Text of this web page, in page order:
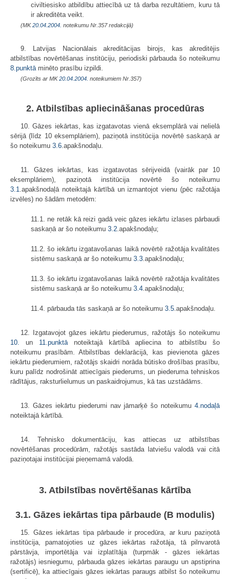
civiltiesisko atbildību attiecībā uz tā darba rezultātiem, kuru tā
ir akreditēta veikt.
(MK20.04.2004. noteikumu Nr.357 redakcijā)
9. Latvijas Nacionālais akreditācijas birojs, kas akreditējis
atbilstības novērtēšanas institūciju, periodiski pārbauda šo noteikumu
8.punktā minēto prasību izpildi.
(Grozīts ar MK20.04.2004. noteikumiem Nr.357)
2. Atbilstības apliecināšanas procedūras
10. Gāzes iekārtas, kas izgatavotas vienā eksemplārā vai nelielā
sērijā (līdz 10 eksemplāriem), paziņotā institūcija novērtē saskaņā ar
šo noteikumu 3.6.apakšnodaļu.
11. Gāzes iekārtas, kas izgatavotas sērijveidā (vairāk par 10
eksemplāriem), paziņotā institūcija novērtē šo noteikumu
3.1.apakšnodaļā noteiktajā kārtībā un izmantojot vienu (pēc ražotāja
izvēles) no šādām metodēm:
11.1. ne retāk kā reizi gadā veic gāzes iekārtu izlases pārbaudi
saskaņā ar šo noteikumu 3.2.apakšnodaļu;
11.2. šo iekārtu izgatavošanas laikā novērtē ražotāja kvalitātes
sistēmu saskaņā ar šo noteikumu 3.3.apakšnodaļu;
11.3. šo iekārtu izgatavošanas laikā novērtē ražotāja kvalitātes
sistēmu saskaņā ar šo noteikumu 3.4.apakšnodaļu;
11.4. pārbauda tās saskaņā ar šo noteikumu 3.5.apakšnodaļu.
12. Izgatavojot gāzes iekārtu piederumus, ražotājs šo noteikumu
10. un 11.punktānoteiktajā kārtībā apliecina to atbilstību šo
noteikumu prasībām. Atbilstības deklarācijā, kas pievienota gāzes
iekārtu piederumiem, ražotājs skaidri norāda būtisko drošības prasību,
kuru palīdz nodrošināt attiecīgais piederums, un piederuma tehniskos
rādītājus, raksturlielumus un paskaidrojumus, kā tas uzstādāms.
13. Gāzes iekārtu piederumi nav jāmarķē šo noteikumu 4.nodaļā
noteiktajā kārtībā.
14. Tehnisko dokumentāciju, kas attiecas uz atbilstības
novērtēšanas procedūrām, ražotājs sastāda latviešu valodā vai citā
paziņotajai institūcijai pieņemamā valodā.
3. Atbilstības novērtēšanas kārtība
3.1. Gāzes iekārtas tipa pārbaude (B modulis)
15. Gāzes iekārtas tipa pārbaude ir procedūra, ar kuru paziņotā
institūcija, pamatojoties uz gāzes iekārtas ražotāja, tā pilnvarotā
pārstāvja, importētāja vai izplatītāja (turpmāk - gāzes iekārtas
ražotājs) iesniegumu, pārbauda gāzes iekārtas paraugu un apstiprina
(sertificē), ka attiecīgais gāzes iekārtas paraugs atbilst šo noteikumu